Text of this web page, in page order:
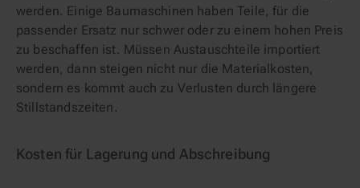
werden. Einige Baumaschinen haben Teile, für die
passender Ersatz nur schwer oder zu einem hohen Preis
zu beschaffen ist. Müssen Austauschteile importiert
werden, dann steigen nicht nur die Materialkosten,
sondern es kommt auch zu Verlusten durch längere
Stillstandszeiten.
Kosten für Lagerung und Abschreibung